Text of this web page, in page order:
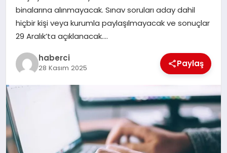
binalarına alınmayacak. Sınav soruları aday dahil
hiçbir kişi veya kurumla paylaşılmayacak ve sonuçlar
29 Aralık’ta açıklanacak….
haberci
28 Kasım 2025 Paylaş